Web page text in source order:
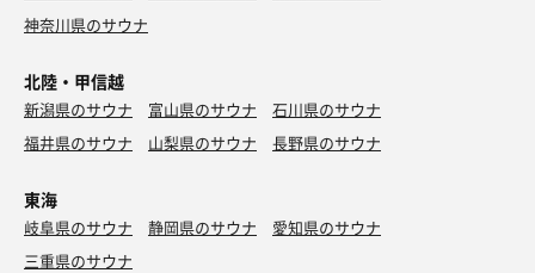
神奈川県のサウナ
北陸・甲信越
新潟県のサウナ 富山県のサウナ
石川県のサウナ
福井県のサウナ
山梨県のサウナ 長野県のサウナ
東海
岐阜県のサウナ 静岡県のサウナ
愛知県のサウナ
三重県のサウナ